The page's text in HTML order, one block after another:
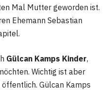
Mal Mutter geworden ist.
Ehemann Sebastian
Gülcan Kamps Kinder,
Wichtig ist aber
Gülcan Kamps